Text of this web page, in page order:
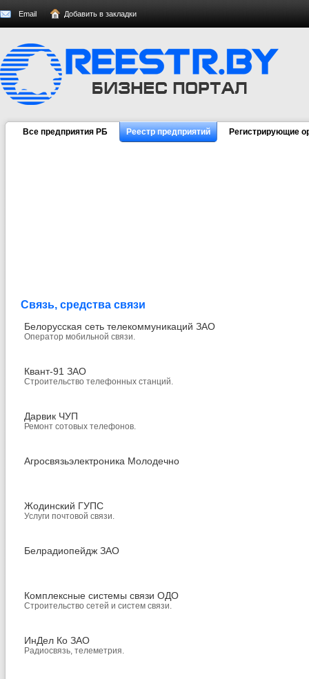
Email Добавить в закладки
Все предприятия РБ Реестр предприятий Регистрирующие
Связь, средства связи
Белорусская сеть телекоммуникаций ЗАО
Оператор мобильной связи.
Квант-91 ЗАО
Строительство телефонных станций.
Дарвик ЧУП
Ремонт сотовых телефонов.
Агросвязьэлектроника Молодечно
Жодинский ГУПС
Услуги почтовой связи.
Белрадиопейдж ЗАО
Комплексные системы связи ОДО
Строительство сетей и систем связи.
ИнДел Ко ЗАО
Радиосвязь, телеметрия.